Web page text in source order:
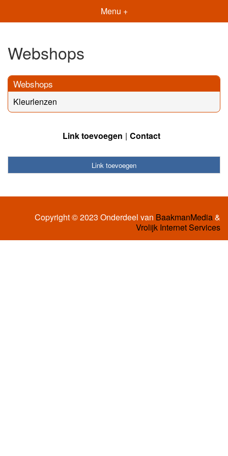
Menu +
Webshops
Webshops
Kleurlenzen
Link toevoegen Contact
Link toevoegen
Copyright © 2023 Onderdeel van BaakmanMedia&
Vrolijk Internet Services